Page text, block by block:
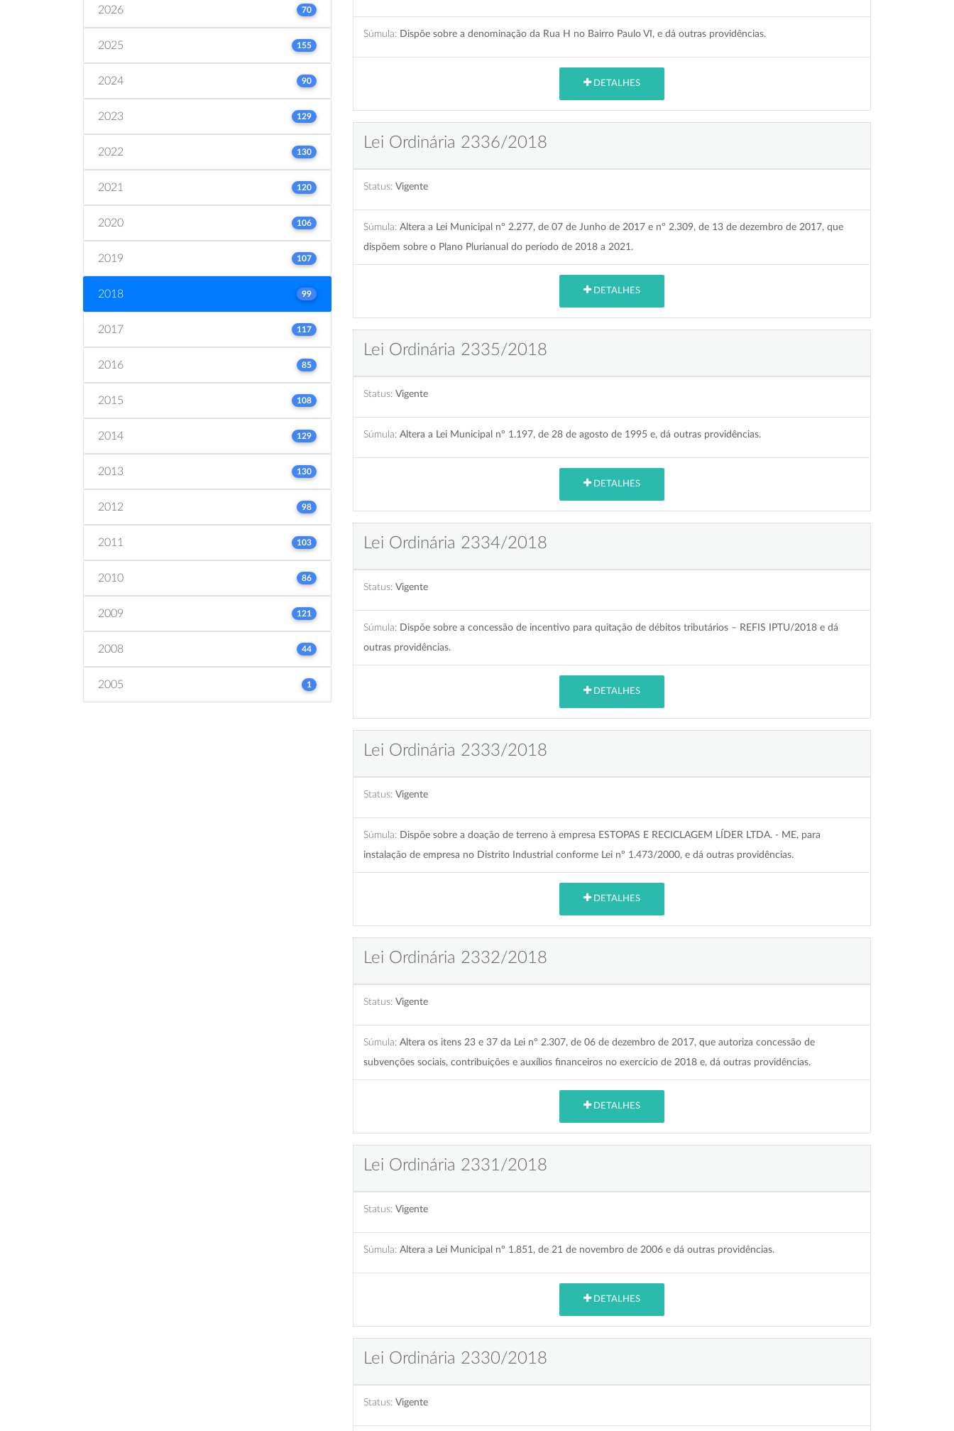
2026 70
2025 155
2024 90
2023 129
2022 130
2021 120
2020 106
2019 107
2018 99
2017 117
2016 85
2015 108
2014 129
2013 130
2012 98
2011 103
2010 86
2009 121
2008 44
2005 1
Súmula: Dispõe sobre a denominação da Rua H no Bairro Paulo VI, e dá outras providências.
DETALHES
Lei Ordinária 2336/2018
Status: Vigente
Súmula: Altera a Lei Municipal nº 2.277, de 07 de Junho de 2017 e nº 2.309, de 13 de dezembro de 2017, que
dispõem sobre o Plano Plurianual do período de 2018 a 2021.
DETALHES
Lei Ordinária 2335/2018
Status: Vigente
Súmula: Altera a Lei Municipal nº 1.197, de 28 de agosto de 1995 e, dá outras providências.
DETALHES
Lei Ordinária 2334/2018
Status: Vigente
Súmula: Dispõe sobre a concessão de incentivo para quitação de débitos tributários – REFIS IPTU/2018 e dá
outras providências.
DETALHES
Lei Ordinária 2333/2018
Status: Vigente
Súmula: Dispõe sobre a doação de terreno à empresa ESTOPAS E RECICLAGEM LÍDER LTDA. - ME, para
instalação de empresa no Distrito Industrial conforme Lei nº 1.473/2000, e dá outras providências.
DETALHES
Lei Ordinária 2332/2018
Status: Vigente
Súmula: Altera os itens 23 e 37 da Lei nº 2.307, de 06 de dezembro de 2017, que autoriza concessão de
subvenções sociais, contribuições e auxílios financeiros no exercício de 2018 e, dá outras providências.
DETALHES
Lei Ordinária 2331/2018
Status: Vigente
Súmula: Altera a Lei Municipal nº 1.851, de 21 de novembro de 2006 e dá outras providências.
DETALHES
Lei Ordinária 2330/2018
Status: Vigente